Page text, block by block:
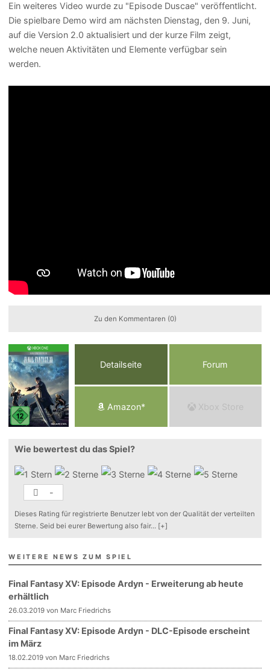
Ein weiteres Video wurde zu "Episode Duscae" veröffentlicht.
Die spielbare Demo wird am nächsten Dienstag, den 9. Juni,
auf die Version 2.0 aktualisiert und der kurze Film zeigt,
welche neuen Aktivitäten und Elemente verfügbar sein
werden.
Zu den Kommentaren (0)
Detailseite Forum
Amazon* Xbox Store
Wie bewertest du das Spiel?
-
Dieses Rating für registrierte Benutzer lebt von der Qualität der verteilten
Sterne. Seid bei eurer Bewertung also fair... [+]
WEITERE NEWS ZUM SPIEL
Final Fantasy XV: Episode Ardyn - Erweiterung ab heute
erhältlich
26.03.2019 von Marc Friedrichs
Final Fantasy XV: Episode Ardyn - DLC-Episode erscheint
im März
18.02.2019 von Marc Friedrichs